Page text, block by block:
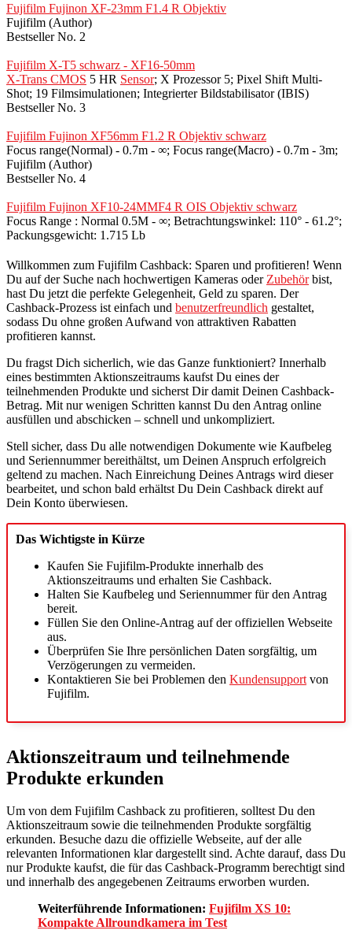
Fujifilm Fujinon XF-23mm F1.4 R Objektiv
Fujifilm (Author)
Bestseller No. 2
Fujifilm X-T5 schwarz - XF16-50mm
X-Trans CMOS 5 HR Sensor; X Prozessor 5; Pixel Shift Multi-
Shot; 19 Filmsimulationen; Integrierter Bildstabilisator (IBIS)
Bestseller No. 3
Fujifilm Fujinon XF56mm F1.2 R Objektiv schwarz
Focus range(Normal) - 0.7m - ∞; Focus range(Macro) - 0.7m - 3m;
Fujifilm (Author)
Bestseller No. 4
Fujifilm Fujinon XF10-24MMF4 R OIS Objektiv schwarz
Focus Range : Normal 0.5M - ∞; Betrachtungswinkel: 110° - 61.2°;
Packungsgewicht: 1.715 Lb
Willkommen zum Fujifilm Cashback: Sparen und profitieren! Wenn
Du auf der Suche nach hochwertigen Kameras oder Zubehörbist,
hast Du jetzt die perfekte Gelegenheit, Geld zu sparen. Der
Cashback-Prozess ist einfach und benutzerfreundlich gestaltet,
sodass Du ohne großen Aufwand von attraktiven Rabatten
profitieren kannst.
Du fragst Dich sicherlich, wie das Ganze funktioniert? Innerhalb
eines bestimmten Aktionszeitraums kaufst Du eines der
teilnehmenden Produkte und sicherst Dir damit Deinen Cashback-
Betrag. Mit nur wenigen Schritten kannst Du den Antrag online
ausfüllen und abschicken – schnell und unkompliziert.
Stell sicher, dass Du alle notwendigen Dokumente wie Kaufbeleg
und Seriennummer bereithältst, um Deinen Anspruch erfolgreich
geltend zu machen. Nach Einreichung Deines Antrags wird dieser
bearbeitet, und schon bald erhältst Du Dein Cashback direkt auf
Dein Konto überwiesen.
Das Wichtigste in Kürze
Kaufen Sie Fujifilm-Produkte innerhalb des
Aktionszeitraums und erhalten Sie Cashback.
Halten Sie Kaufbeleg und Seriennummer für den Antrag
bereit.
Füllen Sie den Online-Antrag auf der offiziellen Webseite
aus.
Überprüfen Sie Ihre persönlichen Daten sorgfältig, um
Verzögerungen zu vermeiden.
Kontaktieren Sie bei Problemen den Kundensupport von
Fujifilm.
Aktionszeitraum und teilnehmende
Produkte erkunden
Um von dem Fujifilm Cashback zu profitieren, solltest Du den
Aktionszeitraum sowie die teilnehmenden Produkte sorgfältig
erkunden. Besuche dazu die offizielle Webseite, auf der alle
relevanten Informationen klar dargestellt sind. Achte darauf, dass Du
nur Produkte kaufst, die für das Cashback-Programm berechtigt sind
und innerhalb des angegebenen Zeitraums erworben wurden.
Weiterführende Informationen: Fujifilm XS 10:
Kompakte Allroundkamera im Test